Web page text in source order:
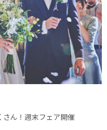
ん！週末フェア開催